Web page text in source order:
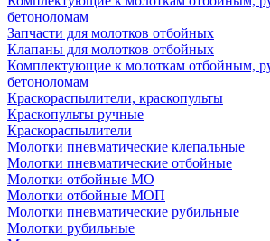
бетоноломам
Запчасти для молотков отбойных
Клапаны для молотков отбойных
Комплектующие к молоткам отбойным,
бетоноломам
Краскораспылители, краскопульты
Краскопульты ручные
Краскораспылители
Молотки пневматические клепальные
Молотки пневматические отбойные
Молотки отбойные МО
Молотки отбойные МОП
Молотки пневматические рубильные
Молотки рубильные